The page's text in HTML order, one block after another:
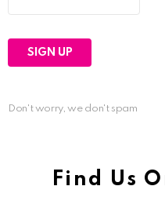
Don't worry, we don't spam
Find Us